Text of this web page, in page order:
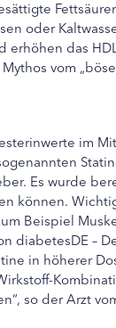
oder
das
vom
im
Es wurde
können.
Beispiel
diabetesDE –
in höherer
so der Arzt